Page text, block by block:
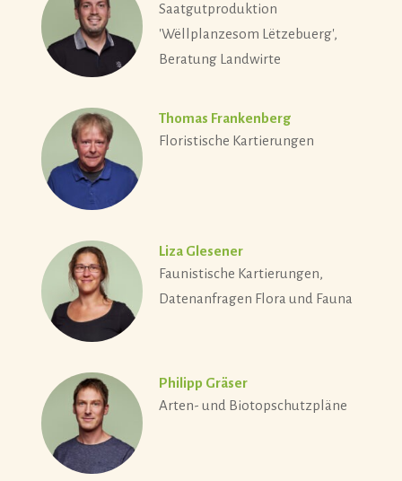
Saatgutproduktion
'Wëllplanzesom Lëtzebuerg',
Beratung Landwirte
Thomas Frankenberg
Floristische Kartierungen
Liza Glesener
Faunistische Kartierungen,
Datenanfragen Flora und Fauna
Philipp Gräser
Arten- und Biotopschutzpläne